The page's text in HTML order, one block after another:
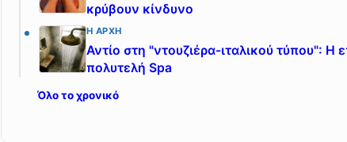
κρύβουν κίνδυνο
Η ΑΡΧΉ
Αντίο στη "ντουζιέρα-ιταλικού τύπου":
πολυτελή Spa
Όλο το χρονικό